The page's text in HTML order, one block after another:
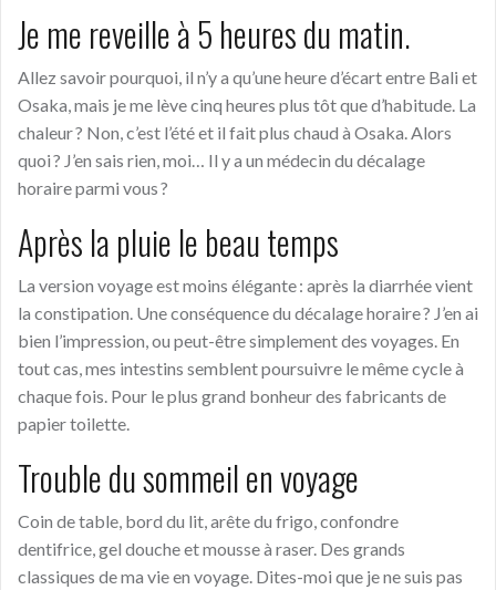
Je me reveille à 5 heures du matin.
Allez savoir pourquoi, il n’y a qu’une heure d’écart entre Bali et
Osaka, mais je me lève cinq heures plus tôt que d’habitude. La
chaleur ? Non, c’est l’été et il fait plus chaud à Osaka. Alors
quoi ? J’en sais rien, moi… Il y a un médecin du décalage
horaire parmi vous ?
Après la pluie le beau temps
La version voyage est moins élégante : après la diarrhée vient
la constipation. Une conséquence du décalage horaire ? J’en ai
bien l’impression, ou peut-être simplement des voyages. En
tout cas, mes intestins semblent poursuivre le même cycle à
chaque fois. Pour le plus grand bonheur des fabricants de
papier toilette.
Trouble du sommeil en voyage
Coin de table, bord du lit, arête du frigo, confondre
dentifrice, gel douche et mousse à raser. Des grands
classiques de ma vie en voyage. Dites-moi que je ne suis pas